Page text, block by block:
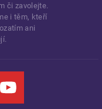
či zavolejte.
i těm, kteří
ani